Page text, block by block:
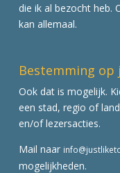
die ik al bezocht heb.
kan allemaal.
Bestemming
Ook dat is mogelijk.
een stad, regio of
en/of lezersacties.
Mail naar
mogelijkheden.